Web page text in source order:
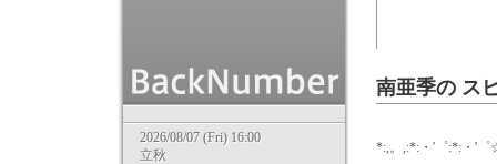
2026/08/07 (Fri) 16:00
立秋
南亜季の ス
*:,。,:*:・'゜:*:・'